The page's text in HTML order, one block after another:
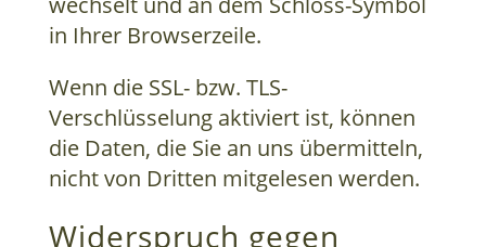
in Ihrer Browserzeile.
Wenn die SSL- bzw. TLS-
Verschlüsselung aktiviert ist, können
die Daten, die Sie an uns übermitteln,
nicht von Dritten mitgelesen werden.
Widerspruch gegen